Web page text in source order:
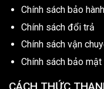
Chính sách bảo hành
Chính sách đổi trả
Chính sách vận
Chính sách bảo